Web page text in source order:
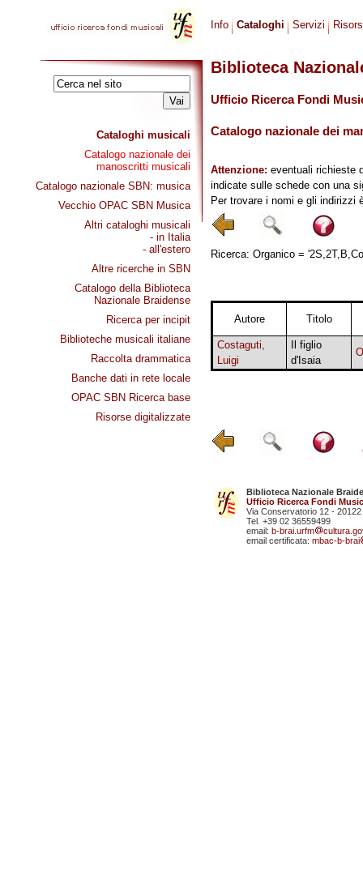
Cataloghi musicali
Catalogo nazionale dei
manoscritti musicali
Catalogo nazionale SBN: musica
Vecchio OPAC SBN Musica
Altri cataloghi musicali
- in Italia
- all'estero
Altre ricerche in SBN
Catalogo della Biblioteca
Nazionale Braidense
Ricerca per incipit
Biblioteche musicali italiane
Raccolta drammatica
Banche dati in rete locale
OPAC SBN Ricerca base
Risorse digitalizzate
Info Cataloghi Servizi
Biblioteca
Ufficio Ricerca Fondi
Catalogo nazionale dei
Attenzione: eventuali richieste
indicate sulle schede con una
Per trovare i nomi e gli indirizzi
Ricerca: Organico =
Autore Titolo
Costaguti,
Luigi
Il figlio
d'Isaia
Biblioteca Nazionale
Ufficio Ricerca Fondi
Via Conservatorio 12 - 20122
Tel. +39 02 36559499
email: b-brai.urfm
email certificata: mbac-b-brai